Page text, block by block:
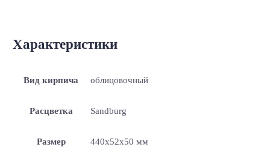
Характеристики
Вид кирпича облицовочный
Расцветка Sandburg
Размер 440x52x50 мм